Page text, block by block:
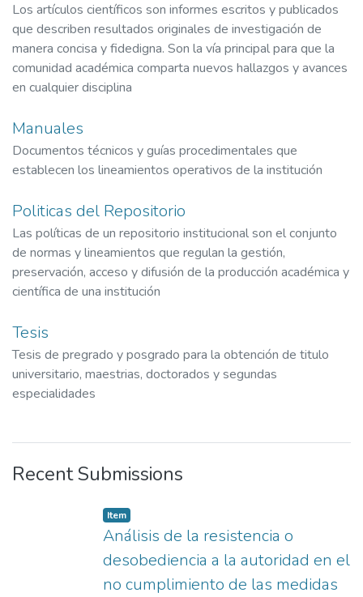
Los artículos científicos son informes escritos y publicados
que describen resultados originales de investigación de
manera concisa y fidedigna. Son la vía principal para que la
comunidad académica comparta nuevos hallazgos y avances
en cualquier disciplina
Manuales
Documentos técnicos y guías procedimentales que
establecen los lineamientos operativos de la institución
Politicas del Repositorio
Las políticas de un repositorio institucional son el conjunto
de normas y lineamientos que regulan la gestión,
preservación, acceso y difusión de la producción académica y
científica de una institución
Tesis
Tesis de pregrado y posgrado para la obtención de titulo
universitario, maestrias, doctorados y segundas
especialidades
Recent Submissions
Item
Análisis de la resistencia o
desobediencia a la autoridad en el
no cumplimiento de las medidas